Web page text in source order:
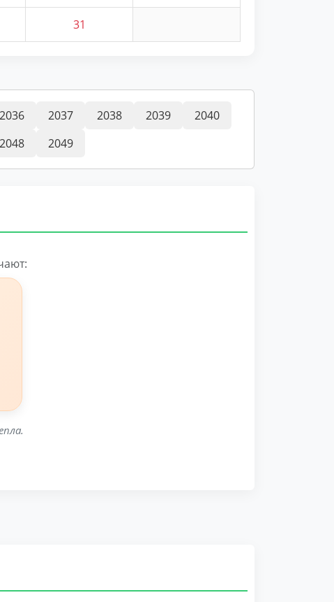
31
2036 2037 2038 2039
2040
2048 2049